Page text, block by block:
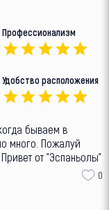
Профессионализм
Удобство расположения
бываем в
много. Пожалуй
от "Эспаньолы"
0